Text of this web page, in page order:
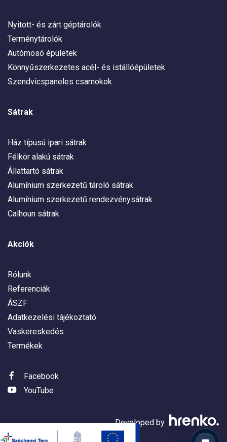
Nyitott- és zárt géptárolók
Terménytárolók
Autómosó épületek
Könnyűszerkezetes acél- és istállóépületek
Szendvicspaneles csarnokok
Sátrak
Ház típusú ipari sátrak
Félkör alakú sátrak
Állattartó sátrak
Alumínium szerkezetű tároló sátrak
Alumínium szerkezetű rendezvénysátrak
Calhoun sátrak
Akciók
Rólunk
Referenciák
ÁSZF
Adatkezelési tájékoztató
Vaskereskedés
Termékek
Facebook
YouTube
Developed by